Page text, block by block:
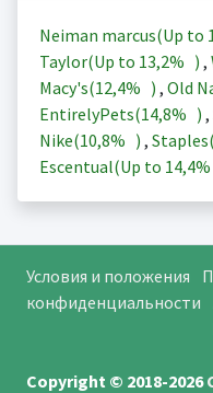
Neiman marcus(Up to
Taylor(Up to 13,2% ) ,
Macy's(12,4% ) , Old
EntirelyPets(14,8% ) ,
Nike(10,8% ) , Staples(
Escentual(Up to 14,4%
Условия и положения
конфиденциальности
Copyright © 2018-2026